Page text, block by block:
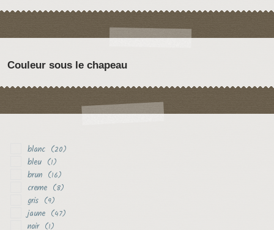
Couleur sous le chapeau
blanc (20)
bleu (1)
brun (16)
creme (8)
gris (9)
jaune (47)
noir (1)